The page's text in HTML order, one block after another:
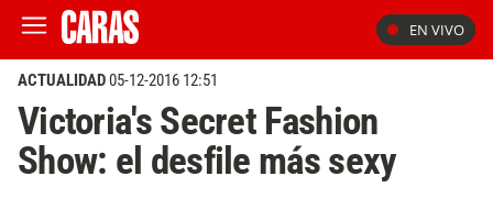
EN VIVO
ACTUALIDAD05-12-2016 12:51
Victoria's Secret Fashion
Show: el desfile más sexy